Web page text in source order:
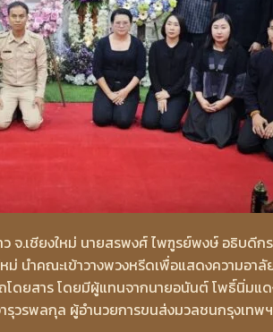
จ.เชียงใหม่ นายสรพงศ์ ไพฑูรย์พงษ์ อธิบดี
นำคณะเข้าวางพวงหรีดเพื่อแสดงความอาลั
ดยสาร โดยมีผู้แทนจากนายอนันต์ โพธิ์นิ่มแ
วรพลกุล ผู้อำนวยการขนส่งมวลชนกรุงเทพ